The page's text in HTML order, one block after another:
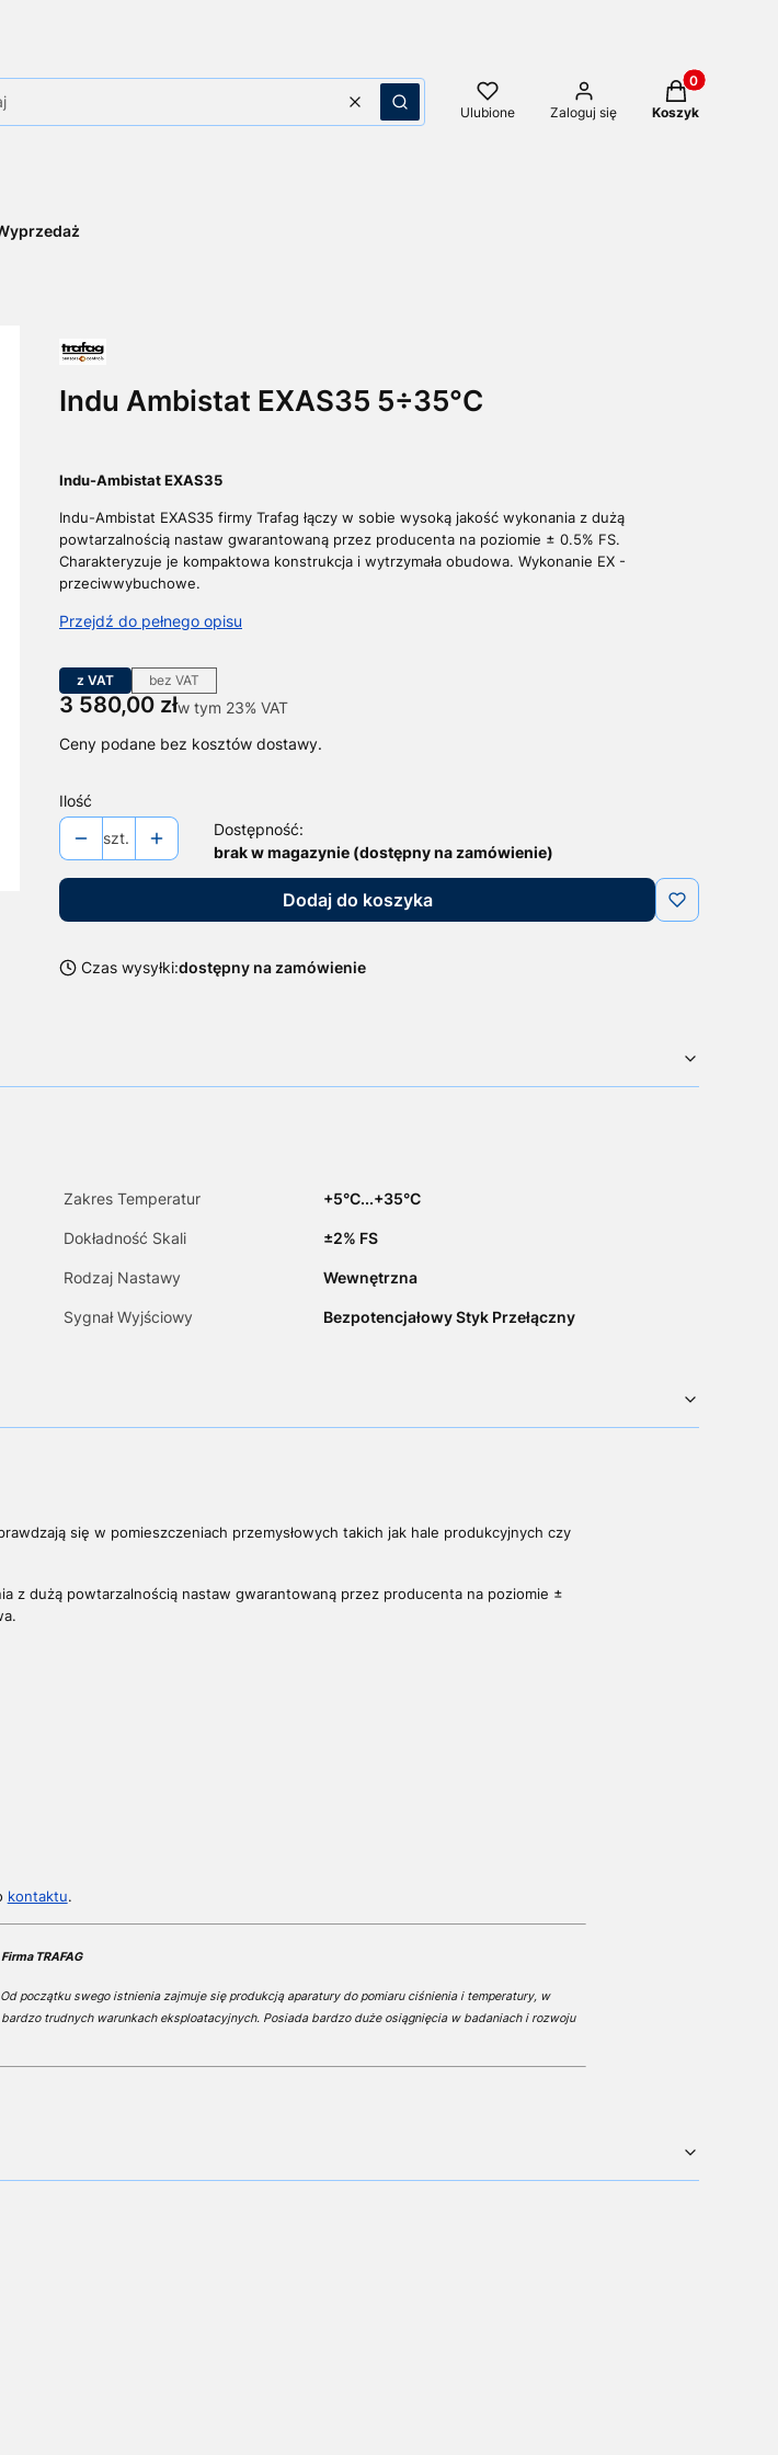
WyczyśćSzukaj Ulubione Zaloguj się
Produkty w
Koszyk
Indu Ambistat EXAS35 5÷35°C
Indu-Ambistat EXAS35
Indu-Ambistat EXAS35 firmy Trafag łączy w sobie wysoką jakość wykonania z dużą
powtarzalnością nastaw gwarantowaną przez producenta na poziomie ± 0.5% FS.
Charakteryzuje je kompaktowa konstrukcja i wytrzymała obudowa. Wykonanie EX -
przeciwwybuchowe.
Przejdź do pełnego opisu
z VAT bez VAT
Cena
3 580,00 złw tym 23% VAT
w tym 23% VAT
Ceny podane bez kosztów dostawy.
Ilość
szt.
Dostępność:
brak w magazynie (dostępny na zamówienie)
Dodaj do koszyka
Czas wysyłki:dostępny na zamówienie
Zakres Temperatur +5°C...+35°C
Dokładność Skali ±2% FS
Rodzaj Nastawy Wewnętrzna
Sygnał Wyjściowy Bezpotencjałowy Styk Przełączny
się w pomieszczeniach przemysłowych takich jak hale produkcyjnych czy
z dużą powtarzalnością nastaw gwarantowaną przez producenta na poziomie ±
kontaktu.
Firma TRAFAG
początku swego istnienia zajmuje się produkcją aparatury do pomiaru ciśnienia i temperatury, w
trudnych warunkach eksploatacyjnych. Posiada bardzo duże osiągnięcia w badaniach i rozwoju